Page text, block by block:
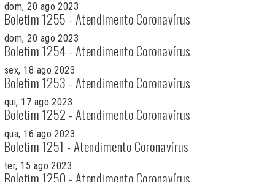
dom, 20 ago 2023
Boletim 1255 - Atendimento Coronavírus
dom, 20 ago 2023
Boletim 1254 - Atendimento Coronavírus
sex, 18 ago 2023
Boletim 1253 - Atendimento Coronavírus
qui, 17 ago 2023
Boletim 1252 - Atendimento Coronavírus
qua, 16 ago 2023
Boletim 1251 - Atendimento Coronavírus
ter, 15 ago 2023
Boletim 1250 - Atendimento Coronavírus